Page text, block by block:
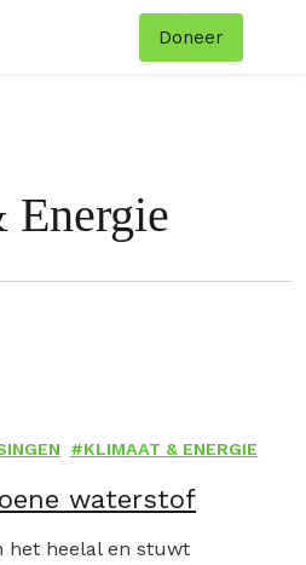
Doneer
KLIMAAT & ENERGIE
waterstof
het heelal en stuwt